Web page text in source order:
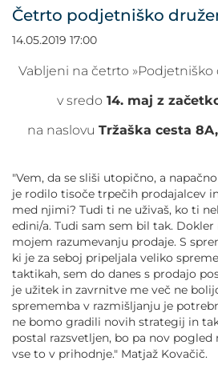
OZNAČI NASLOVE
OZNAČI POVEZAVE
PODČRTAJ POVEZAVE
IZJAVA O DOSTOPNOSTI
Četrto podjetniško
14.05.2019 17:00
Vabljeni na četrto
v sredo 14. maj z
na naslovu Tržaška cesta
"Vem, da se sliši utopično, a
je rodilo tisoče trpečih prodajalcev
med njimi? Tudi ti ne uživaš, ko ti
edini/a. Tudi sam sem bil tak.
mojem razumevanju prodaje. S
ki je za seboj pripeljala veliko
taktikah, sem do danes s prodajo
je užitek in zavrnitve me več ne
sprememba v razmišljanju je
ne bomo gradili novih strategij in
postal razsvetljen, bo pa nov
vse to v prihodnje." Matjaž Kovačič.